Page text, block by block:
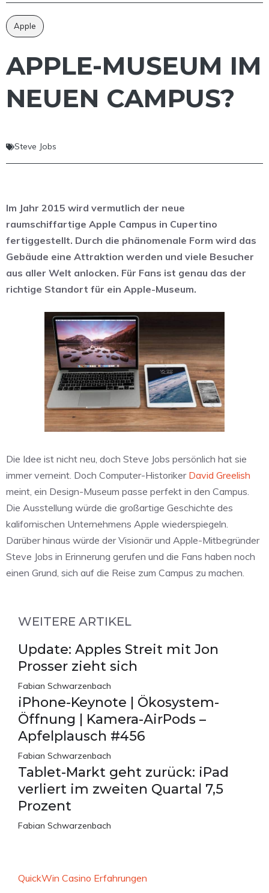
Apple
APPLE-MUSEUM IM
NEUEN CAMPUS?
Steve Jobs
Im Jahr 2015 wird vermutlich der neue
raumschiffartige Apple Campus in Cupertino
fertiggestellt. Durch die phänomenale Form wird das
Gebäude eine Attraktion werden und viele Besucher
aus aller Welt anlocken. Für Fans ist genau das der
richtige Standort für ein Apple-Museum.
Die Idee ist nicht neu, doch Steve Jobs persönlich hat sie
immer verneint. Doch Computer-Historiker David Greelish
meint, ein Design-Museum passe perfekt in den Campus.
Die Ausstellung würde die großartige Geschichte des
kalifornischen Unternehmens Apple wiederspiegeln.
Darüber hinaus würde der Visionär und Apple-Mitbegründer
Steve Jobs in Erinnerung gerufen und die Fans haben noch
einen Grund, sich auf die Reise zum Campus zu machen.
WEITERE ARTIKEL
Update: Apples Streit mit Jon
Prosser zieht sich
Fabian Schwarzenbach
iPhone-Keynote | Ökosystem-
Öffnung | Kamera-AirPods –
Apfelplausch #456
Fabian Schwarzenbach
Tablet-Markt geht zurück: iPad
verliert im zweiten Quartal 7,5
Prozent
Fabian Schwarzenbach
QuickWin Casino Erfahrungen